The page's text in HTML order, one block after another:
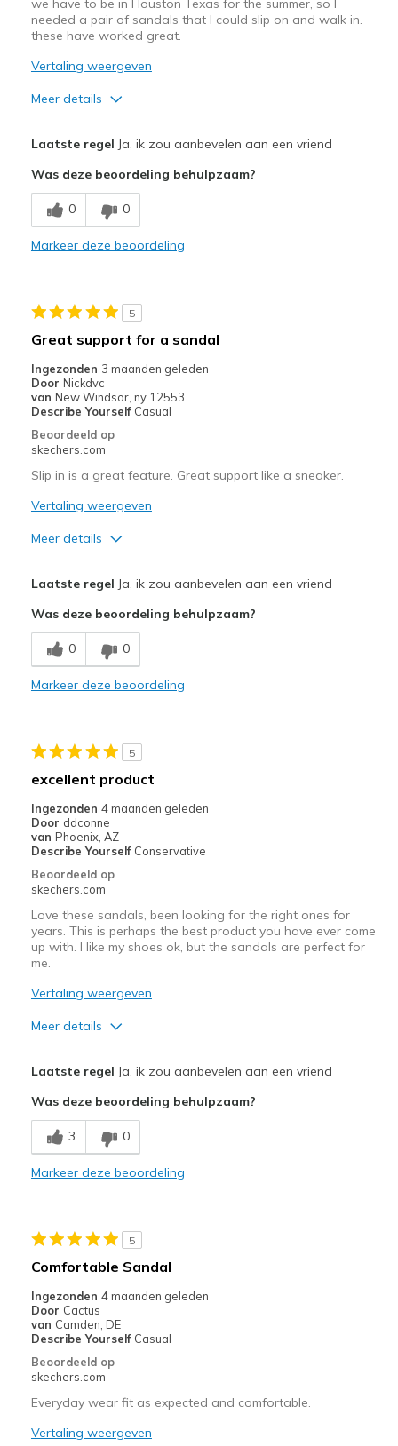
bezoeken.
needed a pair of sandals that I could slip on and walk in.
these have worked great.
Vertaling weergeven
Meer details
Comfortable
Durable
Casual Wear
Width
Feels true to width
Sizing
Feels true to size
View On Shoes
Laatste regel Ja, ik zou aanbevelen aan een vriend
Was deze beoordeling behulpzaam?
0 0
Markeer deze beoordeling
5
Great support for a sandal
Ingezonden 3 maanden geleden
Door Nickdvc
van New Windsor, ny 12553
Describe Yourself Casual
Beoordeeld op
skechers.com
Slip in is a great feature. Great support like a sneaker.
Vertaling weergeven
Meer details
Breathe Well
Comfortable
Beste toepassingen
Travel
Width
Feels true to width
Sizing
Feels true to size
Laatste regel Ja, ik zou aanbevelen aan een vriend
Was deze beoordeling behulpzaam?
0 0
Markeer deze beoordeling
5
excellent product
Ingezonden 4 maanden geleden
Door ddconne
van Phoenix, AZ
Describe Yourself Conservative
Beoordeeld op
skechers.com
Love these sandals, been looking for the right ones for
years. This is perhaps the best product you have ever come
up with. I like my shoes ok, but the sandals are perfect for
me.
Vertaling weergeven
Meer details
Breathe Well
Comfortable
View On Shoes
Shoes are for Wearing
Laatste regel Ja, ik zou aanbevelen aan een vriend
Was deze beoordeling behulpzaam?
3 0
Markeer deze beoordeling
5
Comfortable Sandal
Ingezonden 4 maanden geleden
Door Cactus
van Camden, DE
Describe Yourself Casual
Beoordeeld op
skechers.com
Everyday wear fit as expected and comfortable.
Vertaling weergeven